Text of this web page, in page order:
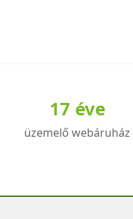
változatok
a
17 éve
üzemelő webáruház